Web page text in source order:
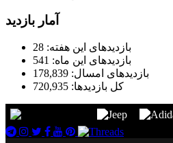
آمار بازدید
بازدیدهای این هفته: 28
بازدیدهای این ماه: 541
بازدیدهای امسال: 178,839
کل بازدیدها: 720,935